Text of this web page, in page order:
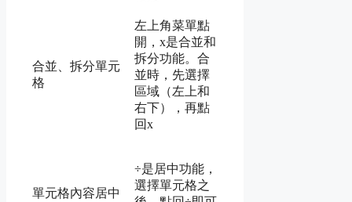
合並、拆分單元
格
左上角菜單點
開，x是合並和
拆分功能。合
並時，先選擇
區域（左上和
右下），再點
回x
單元格內容居中
÷是居中功能，
選擇單元格之